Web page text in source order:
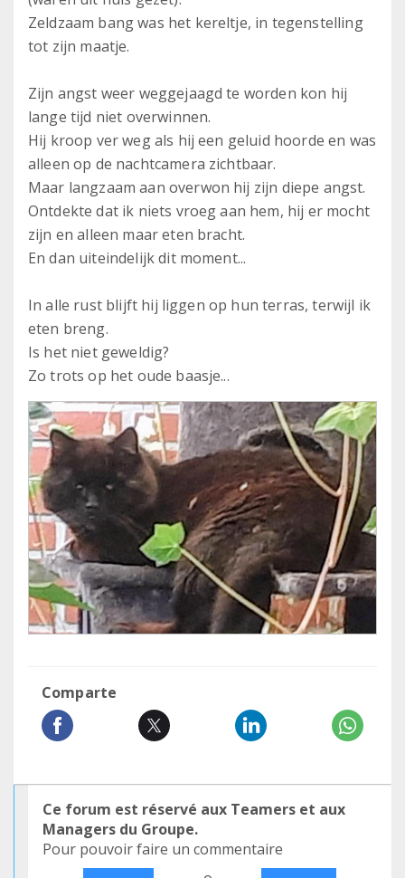
Zeldzaam bang was het kereltje, in tegenstelling
tot zijn maatje.
Zijn angst weer weggejaagd te worden kon hij
lange tijd niet overwinnen.
Hij kroop ver weg als hij een geluid hoorde en was
alleen op de nachtcamera zichtbaar.
Maar langzaam aan overwon hij zijn diepe angst.
Ontdekte dat ik niets vroeg aan hem, hij er mocht
zijn en alleen maar eten bracht.
En dan uiteindelijk dit moment...
In alle rust blijft hij liggen op hun terras, terwijl ik
eten breng.
Is het niet geweldig?
Zo trots op het oude baasje...
Comparte
Ce forum est réservé aux Teamers et aux
Managers du Groupe.
Pour pouvoir faire un commentaire